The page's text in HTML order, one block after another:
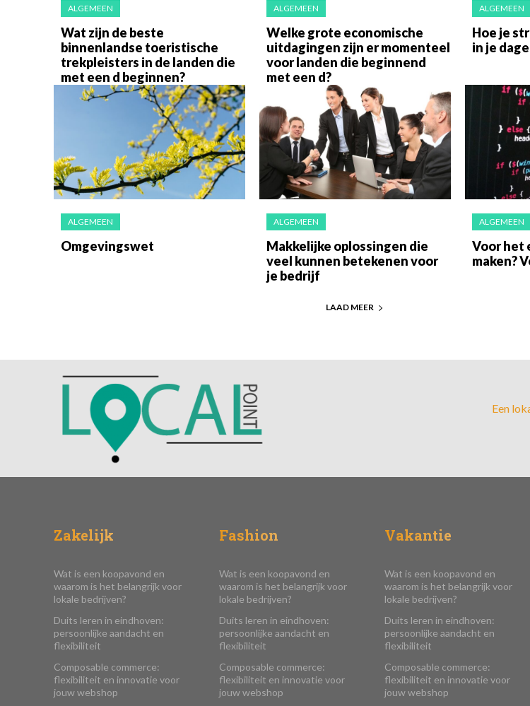
ALGEMEEN
Wat zijn de beste
binnenlandse toeristische
trekpleisters in de landen die
met een d beginnen?
ALGEMEEN
Welke grote economische
uitdagingen zijn er momenteel
voor landen die beginnend
met een d?
ALGEMEEN
Hoe je
in je
ALGEMEEN
Omgevingswet
ALGEMEEN
Makkelijke oplossingen die
veel kunnen betekenen voor
je bedrijf
ALGEMEEN
Voor het
maken?
LAAD MEER
Een
Zakelijk
Wat is een koopavond en
waarom is het belangrijk voor
lokale bedrijven?
Duits leren in eindhoven:
persoonlijke aandacht en
flexibiliteit
Composable commerce:
flexibiliteit en innovatie voor
jouw webshop
Fashion
Wat is een koopavond en
waarom is het belangrijk voor
lokale bedrijven?
Duits leren in eindhoven:
persoonlijke aandacht en
flexibiliteit
Composable commerce:
flexibiliteit en innovatie voor
jouw webshop
Vakantie
Wat is een koopavond en
waarom is het belangrijk voor
lokale bedrijven?
Duits leren in eindhoven:
persoonlijke aandacht en
flexibiliteit
Composable commerce:
flexibiliteit en innovatie voor
jouw webshop